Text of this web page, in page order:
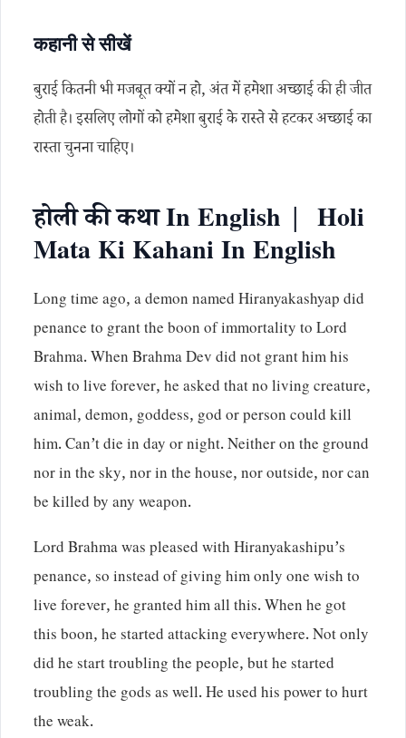
कहानी से सीखें
बुराई कितनी भी मजबूत क्यों न हो, अंत में हमेशा अच्छाई की ही जीत
होती है। इसलिए लोगों को हमेशा बुराई के रास्ते से हटकर अच्छाई का
रास्ता चुनना चाहिए।
होली की कथा In English | Holi
Mata Ki Kahani In English
Long time ago, a demon named Hiranyakashyap did
penance to grant the boon of immortality to Lord
Brahma. When Brahma Dev did not grant him his
wish to live forever, he asked that no living creature,
animal, demon, goddess, god or person could kill
him. Can’t die in day or night. Neither on the ground
nor in the sky, nor in the house, nor outside, nor can
be killed by any weapon.
Lord Brahma was pleased with Hiranyakashipu’s
penance, so instead of giving him only one wish to
live forever, he granted him all this. When he got
this boon, he started attacking everywhere. Not only
did he start troubling the people, but he started
troubling the gods as well. He used his power to hurt
the weak.